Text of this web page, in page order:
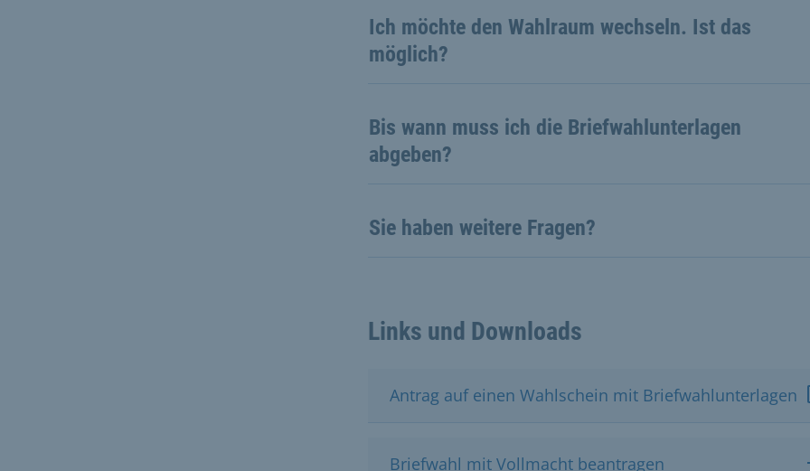
Ich möchte den Wahlraum wechseln. Ist das
möglich?
Bis wann muss ich die Briefwahlunterlagen
abgeben?
Sie haben weitere Fragen?
Links und Downloads
Antrag auf einen Wahlschein mit Briefwahlunterlagen
Briefwahl mit Vollmacht beantragen